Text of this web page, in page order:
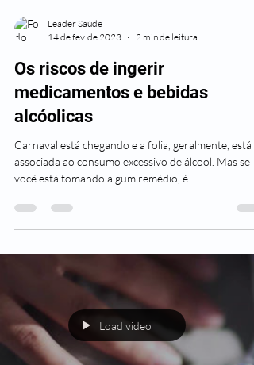
14 de fev. de 2023
2 min de leitura
Os riscos de ingerir
medicamentos e bebidas
alcóolicas
Carnaval está chegando e a folia, geralmente, está
associada ao consumo excessivo de álcool. Mas se
você está tomando algum remédio, é...
Load video